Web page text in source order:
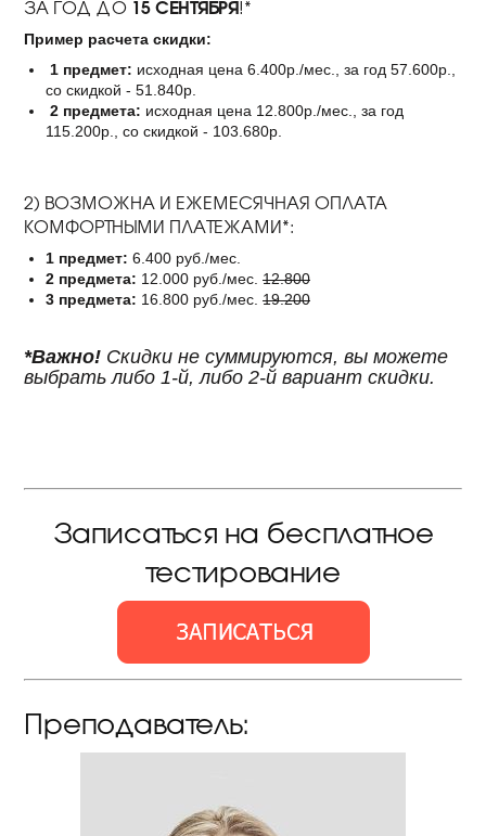
ЗА ГОД ДО 15 СЕНТЯБРЯ!*
Пример расчета скидки:
1 предмет: исходная цена 6.400р./мес., за год 57.600р.,
со скидкой - 51.840р.
2 предмета: исходная цена 12.800р./мес., за год
115.200р., со скидкой - 103.680р.
2) ВОЗМОЖНА И ЕЖЕМЕСЯЧНАЯ ОПЛАТА
КОМФОРТНЫМИ ПЛАТЕЖАМИ*:
1 предмет: 6.400 руб./мес.
2 предмета: 12.000 руб./мес. 12.800
3 предмета: 16.800 руб./мес. 19.200
*Важно! Скидки не суммируются, вы можете
выбрать либо 1-й, либо 2-й вариант скидки.
Записаться на бесплатное
тестирование
Преподаватель: